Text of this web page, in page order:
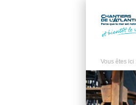
Vous êtes ici :